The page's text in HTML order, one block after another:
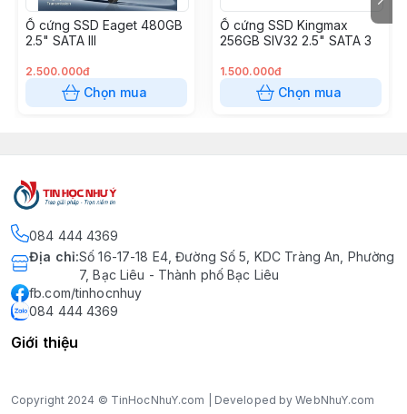
Ổ cứng SSD Eaget 480GB
2.5" SATA III
2.500.000đ
Chọn mua
Ổ cứng SSD Kingmax
256GB SIV32 2.5" SATA 3
1.500.000đ
Chọn mua
084 444 4369
Địa chỉ:Số 16-17-18 E4, Đường Số 5, KDC Tràng An, Phường
7, Bạc Liêu - Thành phố Bạc Liêu
fb.com/tinhocnhuy
084 444 4369
Giới thiệu
Copyright 2024 © TinHocNhuY.com | Developed by WebNhuY.com